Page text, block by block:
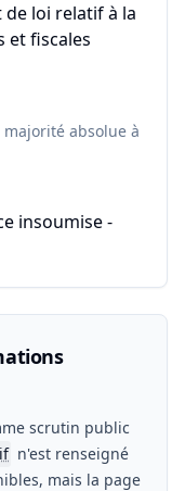
loi relatif à la
et fiscales
majorité absolue à
insoumise -
scrutin public
n'est renseigné
mais la page